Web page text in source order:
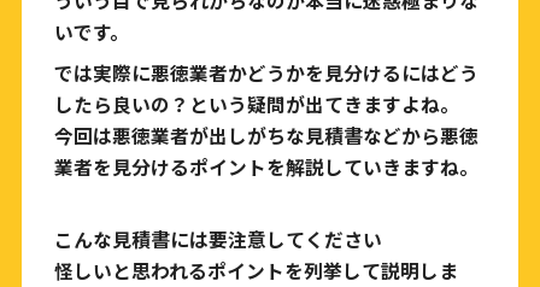
いです。
では実際に悪徳業者かどうかを見分けるにはどう
したら良いの？という疑問が出てきますよね。
今回は悪徳業者が出しがちな見積書などから悪徳
業者を見分けるポイントを解説していきますね。
こんな見積書には要注意してください
怪しいと思われるポイントを列挙して説明しま